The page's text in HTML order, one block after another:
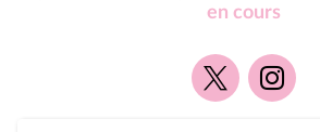
en cours
Voir
la
Voir
la